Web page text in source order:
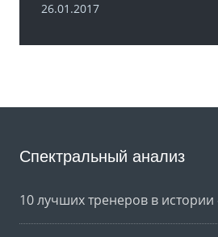
26.01.2017
Спектральный анализ
10 лучших тренеров в истории